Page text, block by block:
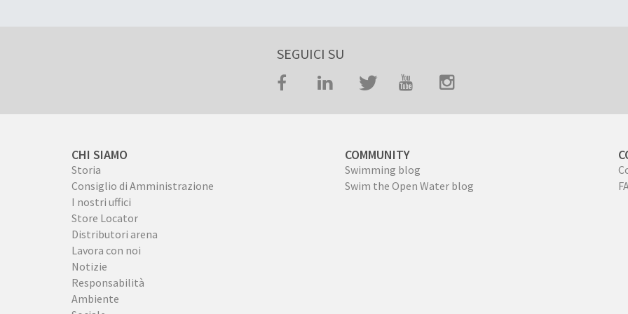
SEGUICI SU
CHI SIAMO
Storia
Consiglio di Amministrazione
I nostri uffici
Store Locator
Distributori arena
Lavora con noi
Notizie
Responsabilità
Ambiente
COMMUNITY
Swimming blog
Swim the Open Water blog